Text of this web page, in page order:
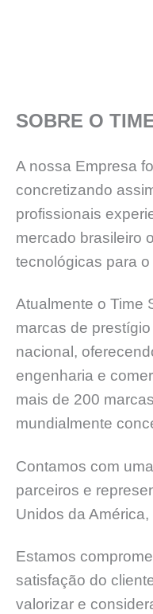
SOBRE O
A nossa Empresa
concretizando
profissionais
mercado brasileiro
tecnológicas para
Atualmente o Time
marcas de
nacional,
engenharia e
mais de 200
mundialmente
Contamos com
parceiros e
Unidos da
Estamos
satisfação do
valorizar e